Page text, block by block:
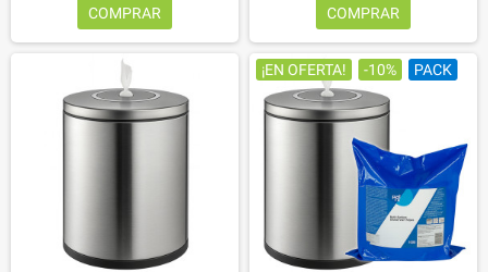
COMPRAR COMPRAR
¡EN OFERTA! -10% PACK